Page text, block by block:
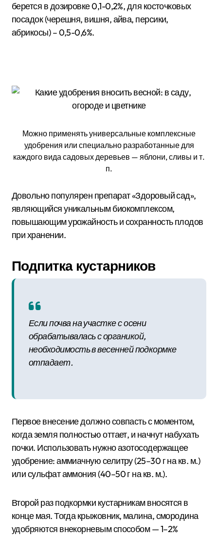
берется в дозировке 0,1-0,2%, для косточковых
посадок (черешня, вишня, айва, персики,
абрикосы) – 0,5-0,6%.
Можно применять универсальные комплексные
удобрения или специально разработанные для
каждого вида садовых деревьев — яблони, сливы и т.
п.
Довольно популярен препарат «Здоровый сад»,
являющийся уникальным биокомплексом,
повышающим урожайность и сохранность плодов
при хранении.
Подпитка кустарников
Если почва на участке с осени
обрабатывалась с органикой,
необходимость в весенней подкормке
отпадает.
Первое внесение должно совпасть с моментом,
когда земля полностью оттает, и начнут набухать
почки. Использовать нужно азотосодержащее
удобрение: аммиачную селитру (25–30 г на кв. м.)
или сульфат аммония (40–50 г на кв. м.).
Второй раз подкормки кустарникам вносятся в
конце мая. Тогда крыжовник, малина, смородина
удобряются внекорневым способом — 1–2%